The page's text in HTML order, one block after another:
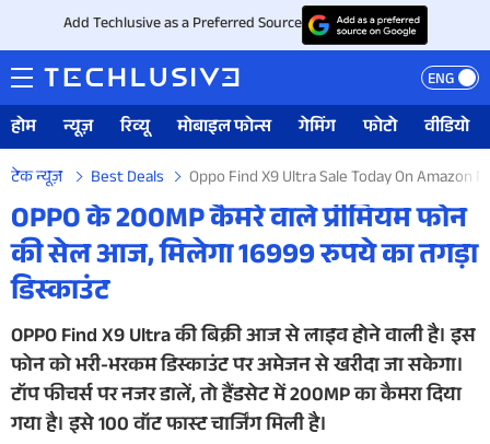
Add Techlusive as a Preferred Source
ENG
होम न्यूज़ रिव्यू मोबाइल फोन्स गेमिंग फोटो वीडियो
टेक न्यूज़ Best Deals Oppo Find X9 Ultra Sale Today On
OPPO के 200MP कैमरे वाले प्रीमियम फोन
की सेल आज, मिलेगा 16999 रुपये का तगड़ा
डिस्काउंट
OPPO Find X9 Ultra की बिक्री आज से लाइव होने वाली है। इस
फोन को भरी-भरकम डिस्काउंट पर अमेजन से खरीदा जा सकेगा।
टॉप फीचर्स पर नजर डालें, तो हैंडसेट में 200MP का कैमरा दिया
गया है। इसे 100 वॉट फास्ट चार्जिंग मिली है।